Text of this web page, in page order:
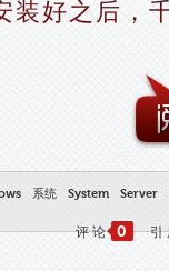
装好之后，
系统 System Server
评 论 0 引